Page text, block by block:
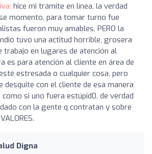
hice mi trámite en línea, la verdad
momento, para tomar turno fue
fueron muy amables, PERO la
tuvo una actitud horrible, grosera
trabajo en lugares de atención al
es para atención al cliente en área de
estresada o cualquier cosa, pero
desquite con el cliente de esa manera
si uno fuera estúpid0, de verdad
con la gente q contratan y sobre
Digna